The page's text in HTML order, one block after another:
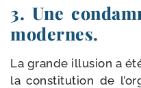
3. Une
modernes.
La grande illu­sion a
la consti­tu­tion de